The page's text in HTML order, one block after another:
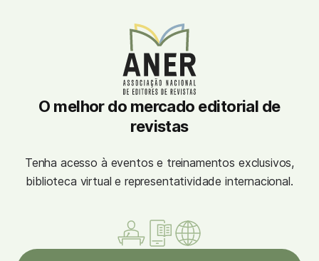
O melhor do mercado editorial de
revistas
Tenha acesso à eventos e treinamentos exclusivos,
biblioteca virtual e representatividade internacional.